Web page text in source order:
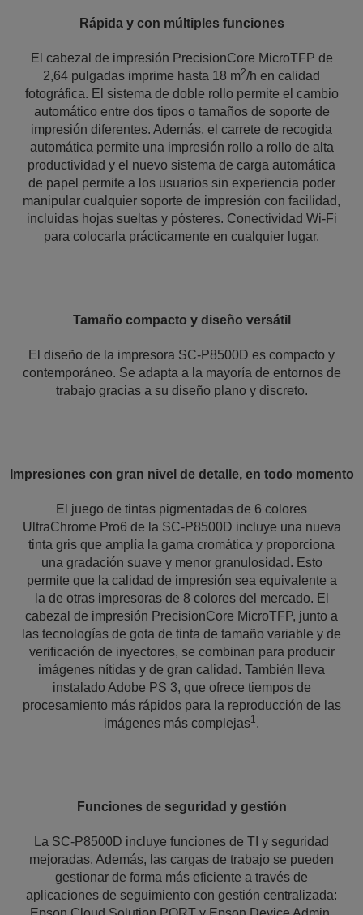
Rápida y con múltiples funciones
El cabezal de impresión PrecisionCore MicroTFP de
2,64 pulgadas imprime hasta 18 m2/h en calidad
fotográfica. El sistema de doble rollo permite el cambio
automático entre dos tipos o tamaños de soporte de
impresión diferentes. Además, el carrete de recogida
automática permite una impresión rollo a rollo de alta
productividad y el nuevo sistema de carga automática
de papel permite a los usuarios sin experiencia poder
manipular cualquier soporte de impresión con facilidad,
incluidas hojas sueltas y pósteres. Conectividad Wi-Fi
para colocarla prácticamente en cualquier lugar.
Tamaño compacto y diseño versátil
El diseño de la impresora SC-P8500D es compacto y
contemporáneo. Se adapta a la mayoría de entornos de
trabajo gracias a su diseño plano y discreto.
Impresiones con gran nivel de detalle, en todo momento
El juego de tintas pigmentadas de 6 colores
UltraChrome Pro6 de la SC-P8500D incluye una nueva
tinta gris que amplía la gama cromática y proporciona
una gradación suave y menor granulosidad. Esto
permite que la calidad de impresión sea equivalente a
la de otras impresoras de 8 colores del mercado. El
cabezal de impresión PrecisionCore MicroTFP, junto a
las tecnologías de gota de tinta de tamaño variable y de
verificación de inyectores, se combinan para producir
imágenes nítidas y de gran calidad. También lleva
instalado Adobe PS 3, que ofrece tiempos de
procesamiento más rápidos para la reproducción de las
imágenes más complejas1.
Funciones de seguridad y gestión
La SC-P8500D incluye funciones de TI y seguridad
mejoradas. Además, las cargas de trabajo se pueden
gestionar de forma más eficiente a través de
aplicaciones de seguimiento con gestión centralizada: